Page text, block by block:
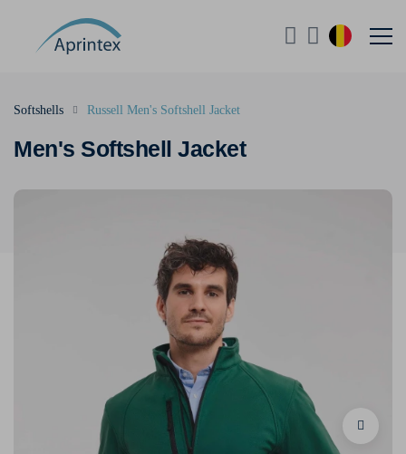
Men's Softshell Jacket
Softshells Russell Men's Softshell Jacket